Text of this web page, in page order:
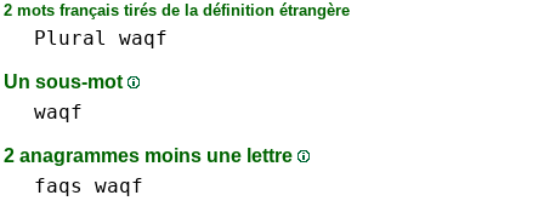
2 mots français tirés de la définition étrangère
Plural waqf
Un sous-mot
waqf
2 anagrammes moins une lettre
faqs waqf